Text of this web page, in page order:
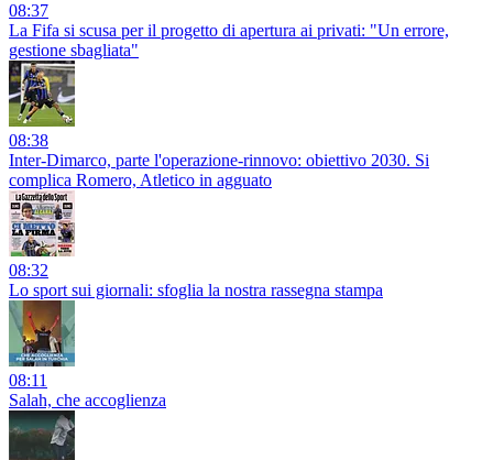
08:37
La Fifa si scusa per il progetto di apertura ai privati: "Un errore,
gestione sbagliata"
08:38
Inter-Dimarco, parte l'operazione-rinnovo: obiettivo 2030. Si
complica Romero, Atletico in agguato
08:32
Lo sport sui giornali: sfoglia la nostra rassegna stampa
08:11
Salah, che accoglienza